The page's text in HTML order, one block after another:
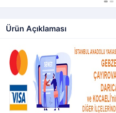
Ürün Açıklaması